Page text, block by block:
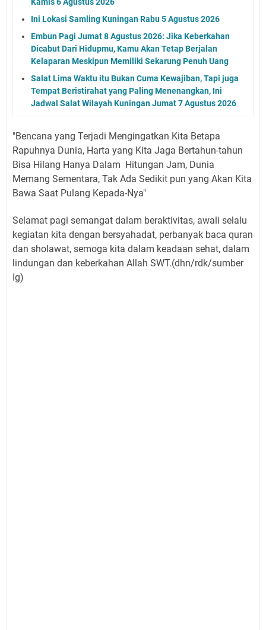
Ini Lokasi Samling Kuningan Rabu 5 Agustus 2026
Embun Pagi Jumat 8 Agustus 2026: Jika Keberkahan
Dicabut Dari Hidupmu, Kamu Akan Tetap Berjalan
Kelaparan Meskipun Memiliki Sekarung Penuh Uang
Salat Lima Waktu itu Bukan Cuma Kewajiban, Tapi juga
Tempat Beristirahat yang Paling Menenangkan, Ini
Jadwal Salat Wilayah Kuningan Jumat 7 Agustus 2026
"Bencana yang Terjadi Mengingatkan Kita Betapa
Rapuhnya Dunia, Harta yang Kita Jaga Bertahun-tahun
Bisa Hilang Hanya Dalam Hitungan Jam, Dunia
Memang Sementara, Tak Ada Sedikit pun yang Akan Kita
Bawa Saat Pulang Kepada-Nya"
Selamat pagi semangat dalam beraktivitas, awali selalu
kegiatan kita dengan bersyahadat, perbanyak baca quran
dan sholawat, semoga kita dalam keadaan sehat, dalam
lindungan dan keberkahan Allah SWT.(dhn/rdk/sumber
Ig)